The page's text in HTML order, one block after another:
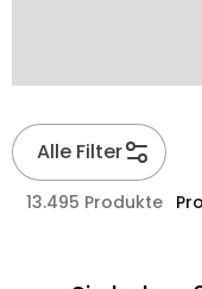
Alle Filter
13.495 Produkte